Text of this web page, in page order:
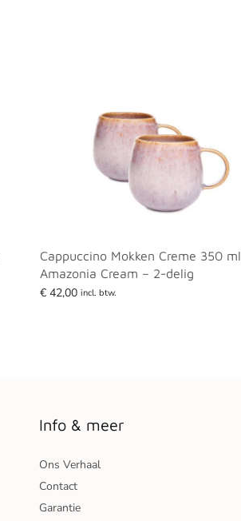
Cappuccino Mokken Creme 350 ml
Amazonia Cream – 2-delig
€ 42,00 incl. btw.
Info & meer
Ons Verhaal
Contact
Garantie